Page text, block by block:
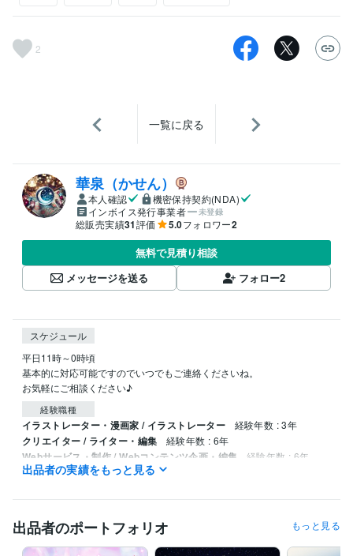
2
一覧に戻る
華泉（かせん）
本人確認
機密保持契約(NDA)
インボイス発行事業者
未登録
総販売実績31評価 5.0フォロワー2
無料で見積り相談
メッセージを送る
フォロー2
スケジュール
平日11時～0時頃
基本的に対応可能ですのでいつでもご連絡くださいね。
お気軽にご相談ください♪
経験職種
イラストレーター・漫画家 / イラストレーター 経験年数 : 3年
クリエイター / ライター・編集 経験年数 : 6年
Webサービス・制作 / Webコンテンツ企画・編集 経験年数 : 6年
事務・ビジネスサポート / 事務（一般事務）
2級FP技能士 取得年 : 2019年
小学校教諭免許 取得年 : 2017年
出品者の実績をもっと見る
出品者のポートフォリオ もっと見る